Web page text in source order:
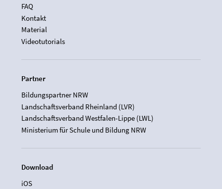
FAQ
Kontakt
Material
Videotutorials
Partner
Bildungspartner NRW
Landschaftsverband Rheinland (LVR)
Landschaftsverband Westfalen-Lippe (LWL)
Ministerium für Schule und Bildung NRW
Download
iOS